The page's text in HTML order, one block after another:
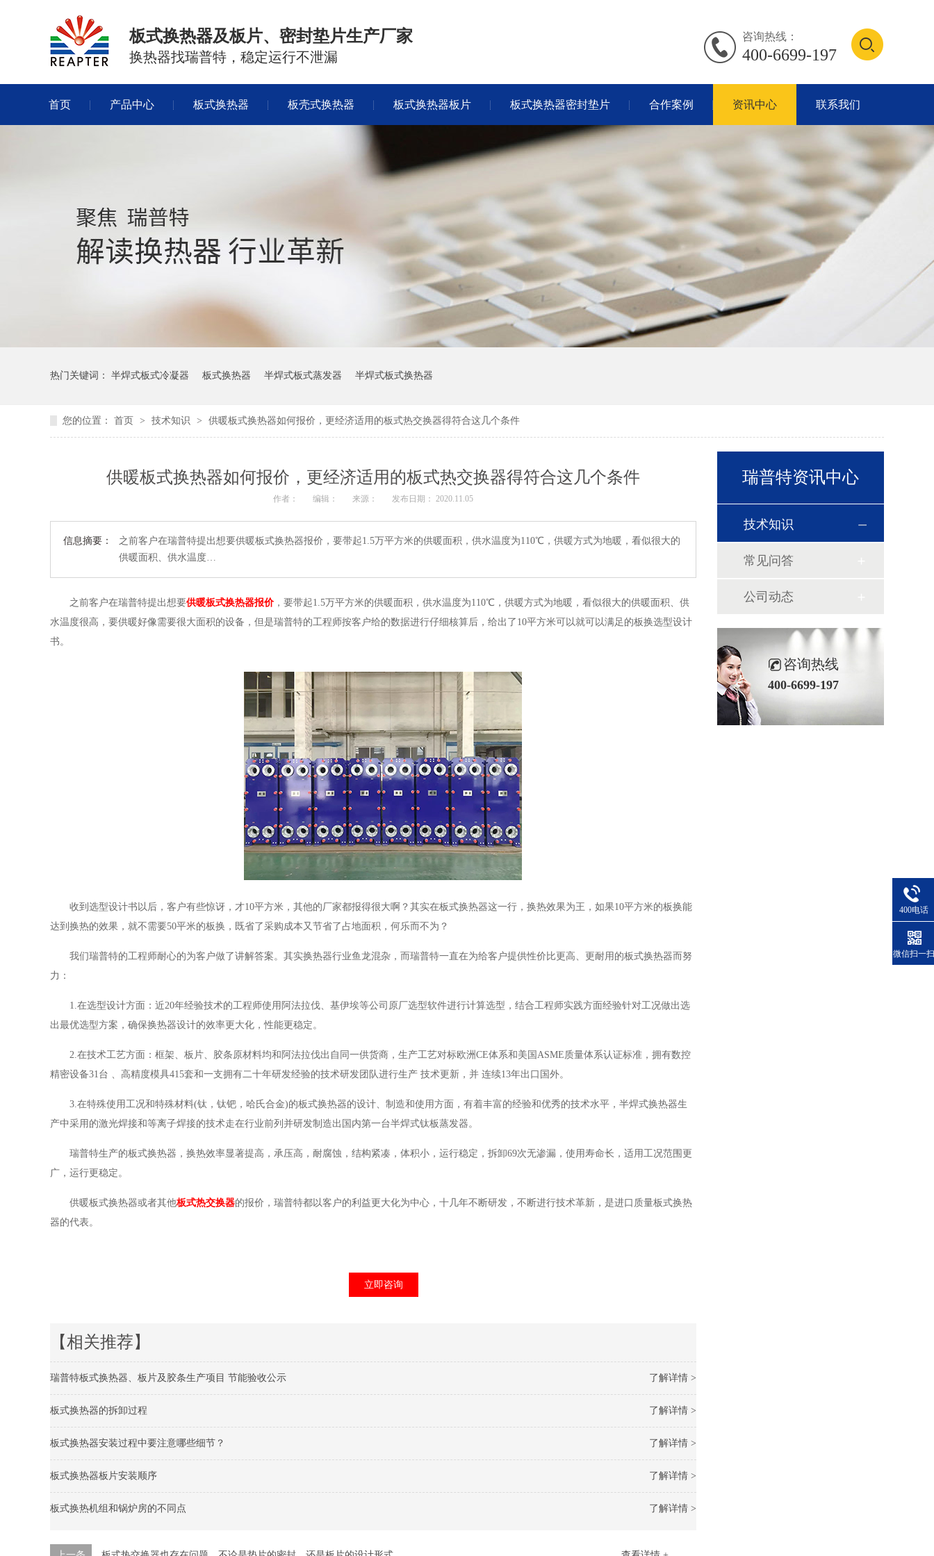
板式换热器及板片、密封垫片生产厂家
换热器找瑞普特，稳定运行不泄漏
咨询热线：
400-6699-197
首页 产品中心 板式换热器 板壳式换热器 板式换热器板片 板式换热器密封垫片 合作案例 资讯中心 联系我们
热门关键词： 半焊式板式冷凝器 板式换热器 半焊式板式蒸发器 半焊式板式换热器
您的位置： 首页 > 技术知识 > 供暖板式换热器如何报价，更经济适用的板式热交换器得符合这几个条件
供暖板式换热器如何报价，更经济适用的板式热交换器得符合这几个条件
作者： 编辑： 来源： 发布日期： 2020.11.05
信息摘要：
之前客户在瑞普特提出想要供暖板式换热器报价，要带起1.5万平方米的供暖面积，供水温度为110℃，供暖方式为地暖，看似很大的
供暖面积、供水温度…
之前客户在瑞普特提出想要供暖板式换热器报价，要带起1.5万平方米的供暖面积，供水温度为110℃，供暖方式为地暖，看似很大的供暖面积、供
水温度很高，要供暖好像需要很大面积的设备，但是瑞普特的工程师按客户给的数据进行仔细核算后，给出了10平方米可以就可以满足的板换选型设计
书。
收到选型设计书以后，客户有些惊讶，才10平方米，其他的厂家都报得很大啊？其实在板式换热器这一行，换热效果为王，如果10平方米的板换能
达到换热的效果，就不需要50平米的板换，既省了采购成本又节省了占地面积，何乐而不为？
我们瑞普特的工程师耐心的为客户做了讲解答案。其实换热器行业鱼龙混杂，而瑞普特一直在为给客户提供性价比更高、更耐用的板式换热器而努
力：
1.在选型设计方面：近20年经验技术的工程师使用阿法拉伐、基伊埃等公司原厂选型软件进行计算选型，结合工程师实践方面经验针对工况做出选
出最优选型方案，确保换热器设计的效率更大化，性能更稳定。
2.在技术工艺方面：框架、板片、胶条原材料均和阿法拉伐出自同一供货商，生产工艺对标欧洲CE体系和美国ASME质量体系认证标准，拥有数控
精密设备31台 、高精度模具415套和一支拥有二十年研发经验的技术研发团队进行生产 技术更新，并 连续13年出口国外。
3.在特殊使用工况和特殊材料(钛，钛钯，哈氏合金)的板式换热器的设计、制造和使用方面，有着丰富的经验和优秀的技术水平，半焊式换热器生
产中采用的激光焊接和等离子焊接的技术走在行业前列并研发制造出国内第一台半焊式钛板蒸发器。
瑞普特生产的板式换热器，换热效率显著提高，承压高，耐腐蚀，结构紧凑，体积小，运行稳定，拆卸69次无渗漏，使用寿命长，适用工况范围更
广，运行更稳定。
供暖板式换热器或者其他板式热交换器的报价，瑞普特都以客户的利益更大化为中心，十几年不断研发，不断进行技术革新，是进口质量板式换热
器的代表。
立即咨询
【相关推荐】
了解详情 >
瑞普特板式换热器、板片及胶条生产项目 节能验收公示
了解详情 >
板式换热器的拆卸过程
了解详情 >
板式换热器安装过程中要注意哪些细节？
了解详情 >
板式换热器板片安装顺序
了解详情 >
板式换热机组和锅炉房的不同点
瑞普特资讯中心
技术知识
常见问答
公司动态
咨询热线
400-6699-197
400电话
微信扫一扫